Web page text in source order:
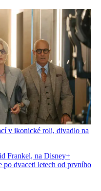
v ikonické roli, divadlo na
Frankel, na Disney+
po dvaceti letech od prvního